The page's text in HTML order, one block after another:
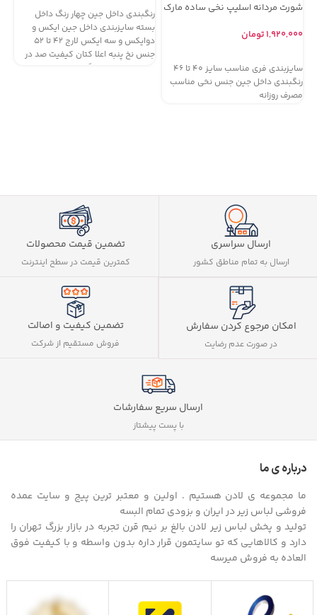
شورت مردانه اسلیپ نخی ساده مارک
۱,۹۲۰,۰۰۰تومان
سایزبندی فری مناسب سایز 40 تا 46
رنگبندی داخل جین جنس نخی مناسب
مصرف روزانه
رنگبندی داخل جین چهار رنگ داخل
بسته سایزبندی داخل جین ایکس و
دوایکس و سه ایکس لارج 42 تا 52
جنس نخ پنبه اعلا کتان کیفیت صد در
صد مناسب فروشگاه های لباس زیر و
ارسال سراسری
ارسال به تمام مناطق کشور
تضمین قیمت محصولات
کمترین قیمت در سطح اینترنت
امکان مرجوع کردن سفارش
در صورت عدم رضایت
تضمین کیفیت و اصالت
فروش مستقیم از شرکت
ارسال سریع سفارشات
با پست پیشتاز
درباره ی ما
ما مجموعه ی لادن هستیم . اولین و معتبر ترین پیج و سایت عمده
فروشی لباس زیر در ایران و بزودی تمام البسه
تولید و پخش لباس زیر لادن بالغ بر نیم قرن تجربه در بازار بزرگ تهران را
دارد و کالاهایی که تو سایتمون قرار داره بدون واسطه و با کیفیت فوق
العاده به فروش میرسه